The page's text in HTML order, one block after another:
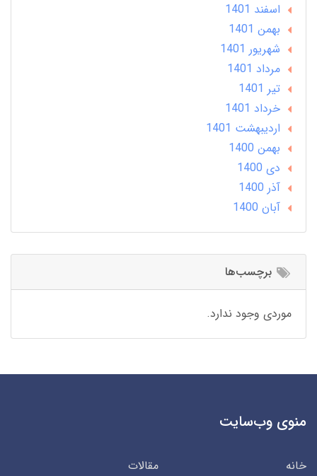
اسفند 1401
بهمن 1401
شهریور 1401
مرداد 1401
تير 1401
خرداد 1401
ارديبهشت 1401
بهمن 1400
دی 1400
آذر 1400
آبان 1400
برچسب‌ها
موردی وجود ندارد.
منوی وب‌سایت
خانه
مقالات